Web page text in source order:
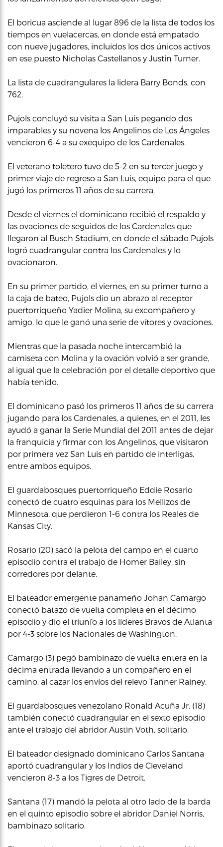
El boricua asciende al lugar 896 de la lista de todos los
tiempos en vuelacercas, en donde está empatado
con nueve jugadores, incluidos los dos únicos activos
en ese puesto Nicholas Castellanos y Justin Turner.
La lista de cuadrangulares la lidera Barry Bonds, con
762.
Pujols concluyó su visita a San Luis pegando dos
imparables y su novena los Angelinos de Los Ángeles
vencieron 6-4 a su exequipo de los Cardenales.
El veterano toletero tuvo de 5-2 en su tercer juego y
primer viaje de regreso a San Luis, equipo para el que
jugó los primeros 11 años de su carrera.
Desde el viernes el dominicano recibió el respaldo y
las ovaciones de seguidos de los Cardenales que
llegaron al Busch Stadium, en donde el sábado Pujols
logró cuadrangular contra los Cardenales y lo
ovacionaron.
En su primer partido, el viernes, en su primer turno a
la caja de bateo, Pujols dio un abrazo al receptor
puertorriqueño Yadier Molina, su excompañero y
amigo, lo que le ganó una serie de vítores y ovaciones.
Mientras que la pasada noche intercambió la
camiseta con Molina y la ovación volvió a ser grande,
al igual que la celebración por el detalle deportivo que
había tenido.
El dominicano pasó los primeros 11 años de su carrera
jugando para los Cardenales, a quienes, en el 2011, les
ayudó a ganar la Serie Mundial del 2011 antes de dejar
la franquicia y firmar con los Angelinos, que visitaron
por primera vez San Luis en partido de interligas,
entre ambos equipos.
El guardabosques puertorriqueño Eddie Rosario
conectó de cuatro esquinas para los Mellizos de
Minnesota, que perdieron 1-6 contra los Reales de
Kansas City.
Rosario (20) sacó la pelota del campo en el cuarto
episodio contra el trabajo de Homer Bailey, sin
corredores por delante.
El bateador emergente panameño Johan Camargo
conectó batazo de vuelta completa en el décimo
episodio y dio el triunfo a los líderes Bravos de Atlanta
por 4-3 sobre los Nacionales de Washington.
Camargo (3) pegó bambinazo de vuelta entera en la
décima entrada llevando a un compañero en el
camino, al cazar los envíos del relevo Tanner Rainey.
El guardabosques venezolano Ronald Acuña Jr. (18)
también conectó cuadrangular en el sexto episodio
ante el trabajo del abridor Austin Voth, solitario.
El bateador designado dominicano Carlos Santana
aportó cuadrangular y los Indios de Cleveland
vencieron 8-3 a los Tigres de Detroit.
Santana (17) mandó la pelota al otro lado de la barda
en el quinto episodio sobre el abridor Daniel Norris,
bambinazo solitario.